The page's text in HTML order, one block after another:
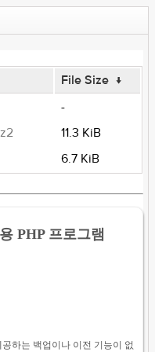
File Size ↓
-
11.3 KiB
6.7 KiB
PHP 프로그램
하는 백업이나 이전 기능이 없